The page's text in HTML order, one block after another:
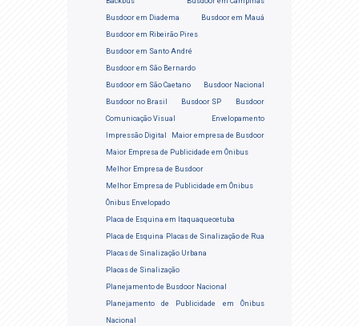
Busdoor em Diadema Busdoor em Mauá
Busdoor em Ribeirão Pires
Busdoor em Santo André
Busdoor em São Bernardo
Busdoor em São Caetano Busdoor Nacional
Busdoor no Brasil Busdoor SP Busdoor
Comunicação Visual Envelopamento
Impressão Digital Maior empresa de Busdoor
Maior Empresa de Publicidade em Ônibus
Melhor Empresa de Busdoor
Melhor Empresa de Publicidade em Ônibus
Ônibus Envelopado
Placa de Esquina em Itaquaquecetuba
Placa de Esquina Placas de Sinalização de Rua
Placas de Sinalização Urbana
Placas de Sinalização
Planejamento de Busdoor Nacional
Planejamento de Publicidade em Ônibus
Nacional